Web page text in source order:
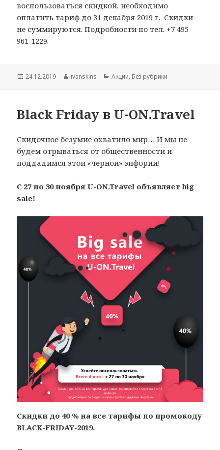
воспользоваться скидкой, необходимо
оплатить тариф до 31 декабря 2019 г. Скидки
не суммируются. Подробности по тел. +7 495
961-1229.
Опубликовано
24.12.2019 Автор
ivanskins Рубрики
Акции, Без рубрики
Black Friday в U-ON.Travel
Скидочное безумие охватило мир… И мы не
будем отрываться от общественности и
поддадимся этой «черной» эйфории!
С 27 по 30 ноября U-ON.Travel объявляет big
sale!
Скидки до 40 % на все тарифы по промокоду
BLACK-FRIDAY-2019.